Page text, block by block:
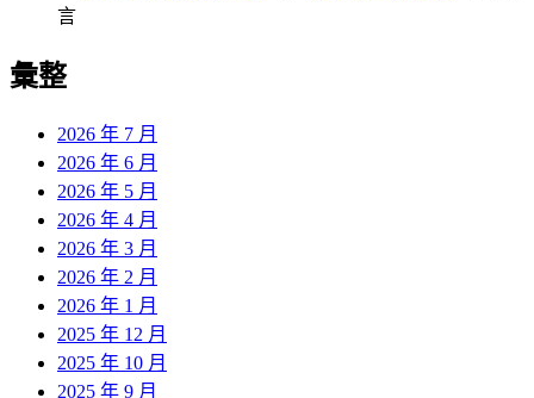
言
彙整
2026 年 7 月
2026 年 6 月
2026 年 5 月
2026 年 4 月
2026 年 3 月
2026 年 2 月
2026 年 1 月
2025 年 12 月
2025 年 10 月
2025 年 9 月